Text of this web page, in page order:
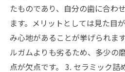
たものであり、自分の歯に合わ
ます。メリットとしては見た目
み心地があることが挙げられま
ルガムよりも劣るため、多少の
点が欠点です。 3. セラミック詰